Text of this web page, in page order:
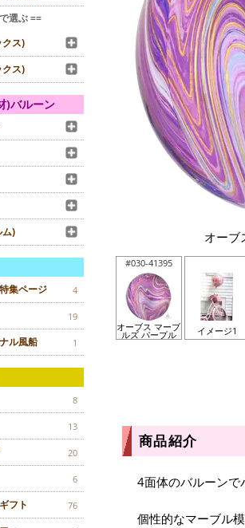
選ぶ ==
ス)
ス)
)バルーン
)
集ページ 4
19
ル風船 1
8
13
20
6
フト 76
オーブ
#030-41395
オーブス マーブ
ルズ パープル イメージ1
商品紹介
4面体のバルーンで
個性的なマーブル